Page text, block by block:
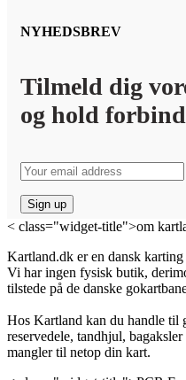
NYHEDSBREV
Tilmeld dig
og hold
< class="widget-title">om
Kartland.dk er en dansk
Vi har ingen fysisk butik,
tilstede på de danske
Hos Kartland kan du handle til
reservedele, tandhjul,
mangler til netop din kart.